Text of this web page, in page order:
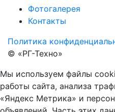
Фотогалерея
Контакты
Политика
© «РГ-Техно»
Мы используем файлы
работы сайта, анализа
«Яндекс Метрика» и